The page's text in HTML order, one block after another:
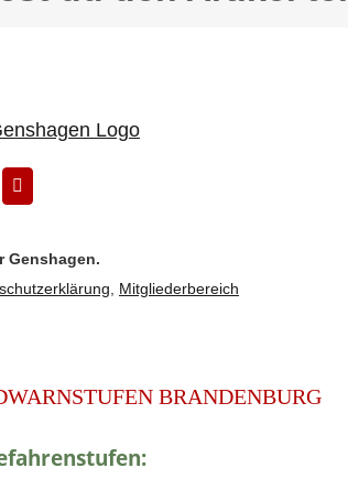
Genshagen.
Mitgliederbereich
BRANDENBURG